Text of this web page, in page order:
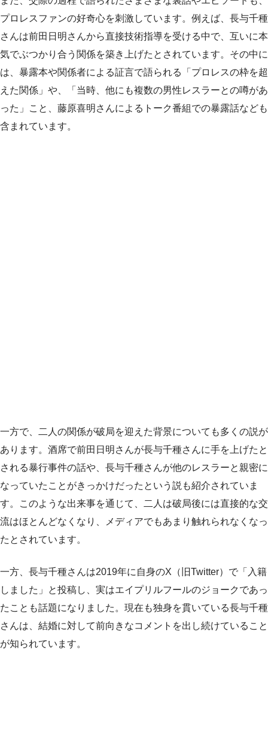
プロレスファンの好奇心を刺激しています。例えば、長与千種
さんは前田日明さんから直接技術指導を受ける中で、互いに本
気でぶつかり合う関係を築き上げたとされています。その中に
は、暴露本や関係者による証言で語られる「プロレスの枠を超
えた関係」や、「当時、他にも複数の男性レスラーとの噂があ
った」こと、藤原喜明さんによるトーク番組での暴露話なども
含まれています。
一方で、二人の関係が破局を迎えた背景についても多くの説が
あります。酒席で前田日明さんが長与千種さんに手を上げたと
される暴行事件の話や、長与千種さんが他のレスラーと親密に
なっていたことがきっかけだったという説も紹介されていま
す。このような出来事を通じて、二人は破局後には直接的な交
流はほとんどなくなり、メディアでもあまり触れられなくなっ
たとされています。
一方、長与千種さんは2019年に自身のX（旧Twitter）で「入籍
しました」と投稿し、実はエイプリルフールのジョークであっ
たことも話題になりました。現在も独身を貫いている長与千種
さんは、結婚に対して前向きなコメントを出し続けていること
が知られています。